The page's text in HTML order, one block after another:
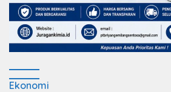
Ekonomi